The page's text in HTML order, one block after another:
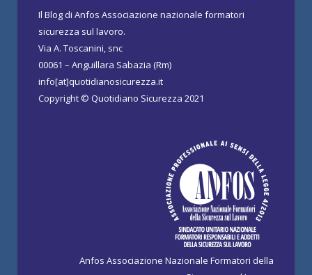
Il Blog di Anfos Associazione nazionale formatori
sicurezza sul lavoro.
Via A. Toscanini, snc
00061 – Anguillara Sabazia (Rm)
info[at]quotidianosicurezza.it
Copyright © Quotidiano Sicurezza 2021
Anfos Associazione Nazionale Formatori della